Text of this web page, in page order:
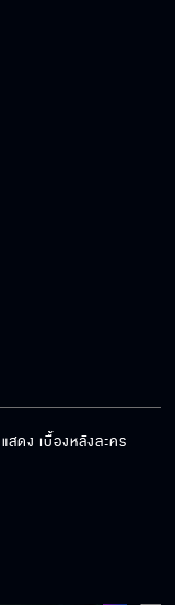
ดง เบื้องหลังละคร